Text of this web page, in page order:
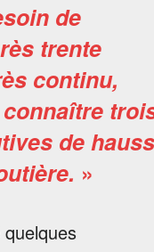
de
trente
continu,
de
»